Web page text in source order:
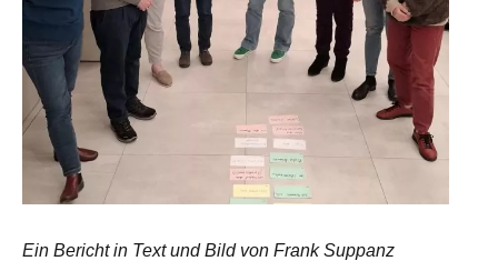
Ein Bericht in Text und Bild von Frank Suppanz